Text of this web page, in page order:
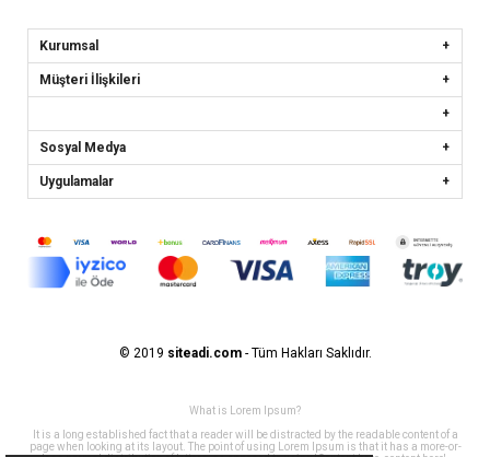
Kurumsal
Müşteri İlişkileri
Sosyal Medya
Uygulamalar
© 2019 siteadi.com- Tüm Hakları Saklıdır.
What is Lorem Ipsum?
It is a long established fact that a reader will be distracted by the readable content of a
page when looking at its layout. The point of using Lorem Ipsum is that it has a more-or-